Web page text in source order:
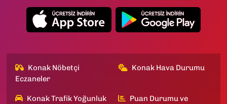
Konak Nöbetçi
Eczaneler
Konak Hava Durumu
Konak Trafik Yoğunluk
Puan Durumu ve